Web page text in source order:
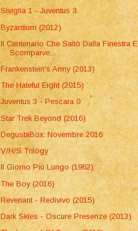
Siviglia 1 - Juventus 3
Byzantium (2012)
Il Centenario Che Saltò Dalla Finestra E
Scomparve...
Frankenstein's Army (2013)
The Hateful Eight (2015)
Juventus 3 - Pescara 0
Star Trek Beyond (2016)
DegustaBox: Novembre 2016
V/H/S Trilogy
Il Giorno Più Lungo (1962)
The Boy (2016)
Revenant - Redivivo (2015)
Dark Skies - Oscure Presenze (2013)